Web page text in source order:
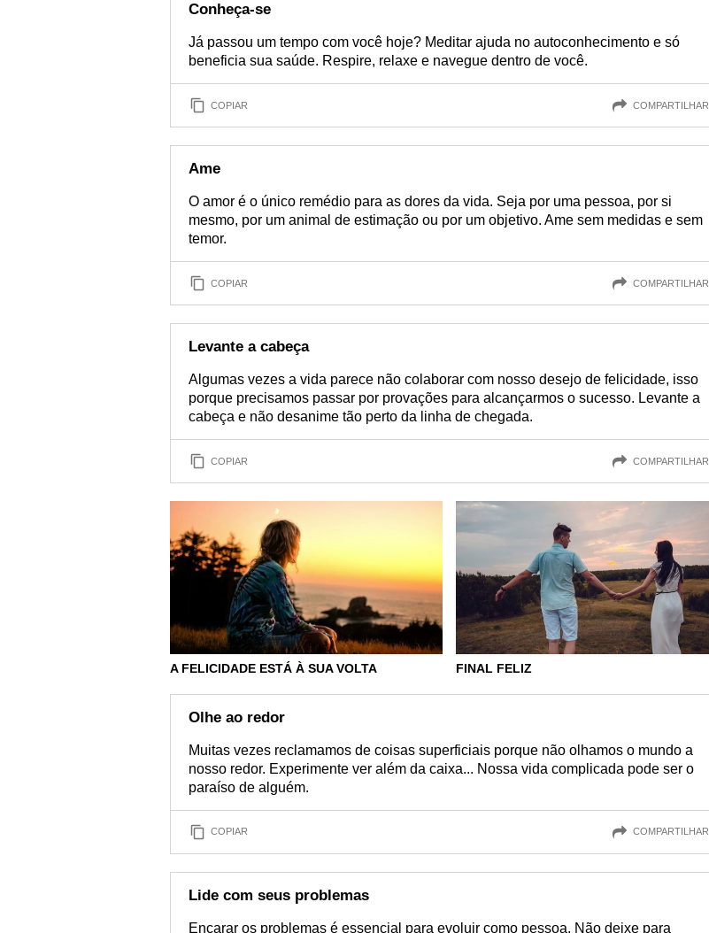
Conheça-se
Já passou um tempo com você hoje? Meditar ajuda no autoconhecimento e só
beneficia sua saúde. Respire, relaxe e navegue dentro de você.
COPIAR COMPARTILHAR
Ame
O amor é o único remédio para as dores da vida. Seja por uma pessoa, por si
mesmo, por um animal de estimação ou por um objetivo. Ame sem medidas e sem
temor.
COPIAR COMPARTILHAR
Levante a cabeça
Algumas vezes a vida parece não colaborar com nosso desejo de felicidade, isso
porque precisamos passar por provações para alcançarmos o sucesso. Levante a
cabeça e não desanime tão perto da linha de chegada.
COPIAR COMPARTILHAR
A FELICIDADE ESTÁ À SUA VOLTA FINAL FELIZ
Olhe ao redor
Muitas vezes reclamamos de coisas superficiais porque não olhamos o mundo a
nosso redor. Experimente ver além da caixa... Nossa vida complicada pode ser o
paraíso de alguém.
COPIAR COMPARTILHAR
Lide com seus problemas
Encarar os problemas é essencial para evoluir como pessoa. Não deixe para